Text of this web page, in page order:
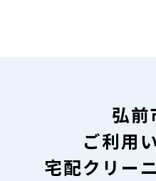
弘前
ご利用
宅配クリー